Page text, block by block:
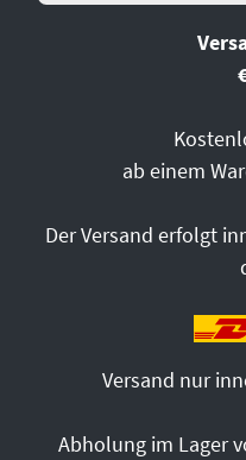
ab einem
Der Versand erfolgt
Versand nur
Abholung im Lager